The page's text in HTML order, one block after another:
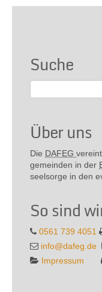
Suche
Über uns
Die DAFEG
gemeinden in der
seel­sorge in den
So sind
0561 739 4051
info@dafeg.de
Impressum